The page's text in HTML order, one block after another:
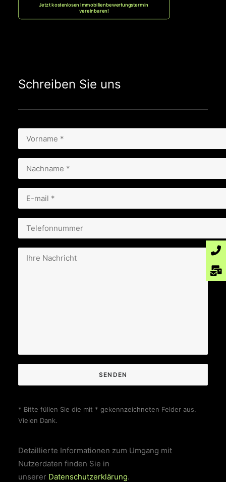
Jetzt kostenlosen Immobilienbewertungstermin
vereinbaren!
Schreiben Sie uns
* Bitte füllen Sie die mit * gekennzeichneten Felder aus.
Vielen Dank.
Detaillierte Informationen zum Umgang mit
Nutzerdaten finden Sie in
unserer Datenschutzerklärung.